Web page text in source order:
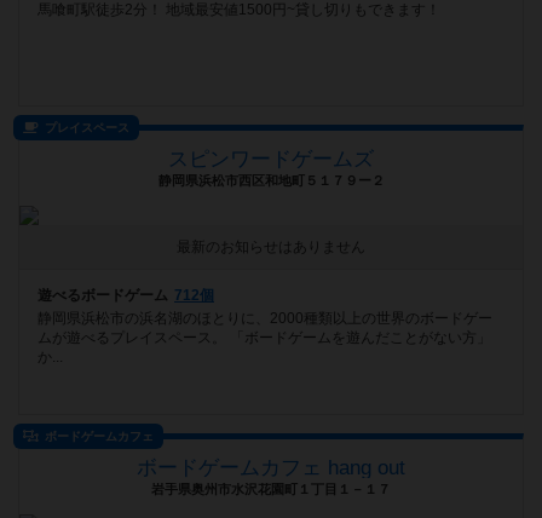
馬喰町駅徒歩2分！ 地域最安値1500円~貸し切りもできます！
プレイスペース
スピンワードゲームズ
静岡県浜松市西区和地町５１７９ー２
最新のお知らせはありません
遊べるボードゲーム 712個
静岡県浜松市の浜名湖のほとりに、2000種類以上の世界のボードゲー
ムが遊べるプレイスペース。 「ボードゲームを遊んだことがない方」
か...
ボードゲームカフェ
ボードゲームカフェ hang out
岩手県奥州市水沢花園町１丁目１－１７